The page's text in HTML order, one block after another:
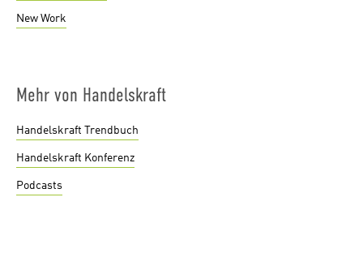
New Work
Mehr von Handelskraft
Handelskraft Trendbuch
Handelskraft Konferenz
Podcasts